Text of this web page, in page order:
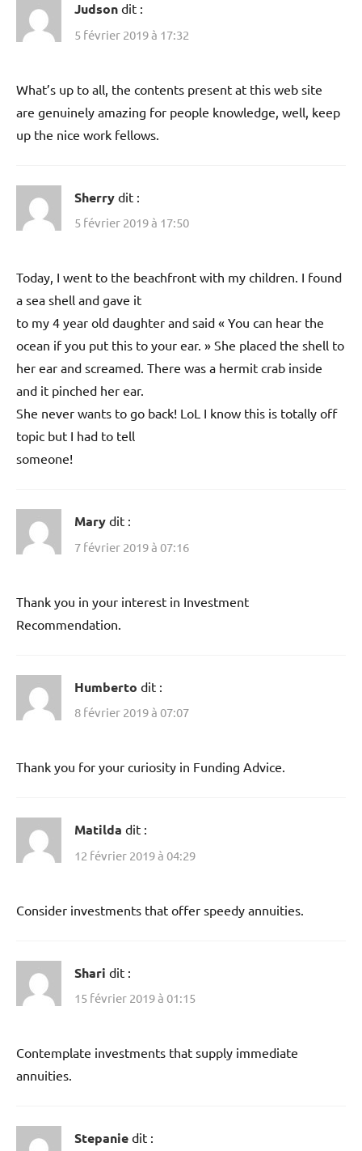
Judson dit :
5 février 2019 à 17:32
What’s up to all, the contents present at this web site
are genuinely amazing for people knowledge, well, keep
up the nice work fellows.
Sherry dit :
5 février 2019 à 17:50
Today, I went to the beachfront with my children. I found
a sea shell and gave it
to my 4 year old daughter and said « You can hear the
ocean if you put this to your ear. » She placed the shell to
her ear and screamed. There was a hermit crab inside
and it pinched her ear.
She never wants to go back! LoL I know this is totally off
topic but I had to tell
someone!
Mary dit :
7 février 2019 à 07:16
Thank you in your interest in Investment
Recommendation.
Humberto dit :
8 février 2019 à 07:07
Thank you for your curiosity in Funding Advice.
Matilda dit :
12 février 2019 à 04:29
Consider investments that offer speedy annuities.
Shari dit :
15 février 2019 à 01:15
Contemplate investments that supply immediate
annuities.
Stepanie dit :